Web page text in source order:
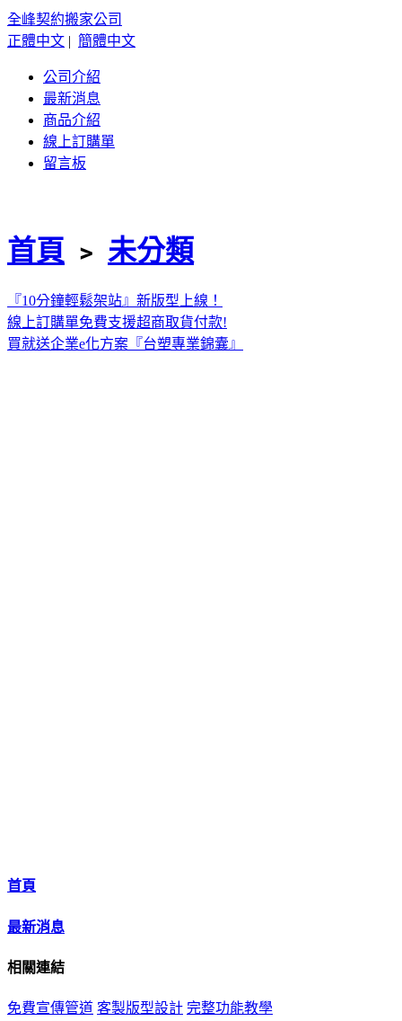
全峰契約搬家公司
正體中文 | 簡體中文
公司介紹
最新消息
商品介紹
線上訂購單
留言板
首頁 ﹥ 未分類
『10分鐘輕鬆架站』新版型上線！
線上訂購單免費支援超商取貨付款!
買就送企業e化方案『台塑專業錦囊』
首頁
最新消息
相關連結
免費宣傳管道 客製版型設計 完整功能教學